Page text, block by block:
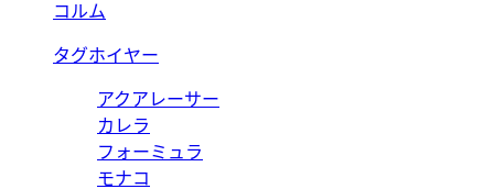
コルム
タグホイヤー
アクアレーサー
カレラ
フォーミュラ
モナコ